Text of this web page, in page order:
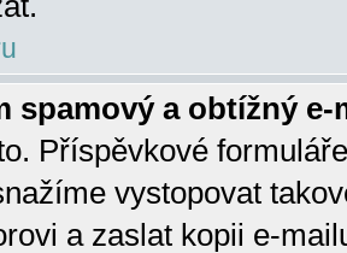
spamový a obtížný
Příspěvkové
vystopovat
a zaslat kopii e-